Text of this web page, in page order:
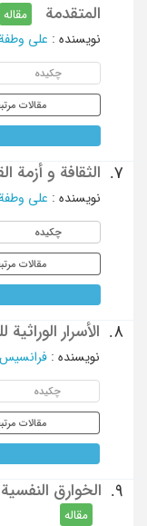
المتقدمة
مقاله
نویسنده : علی
چکیده
مقالات
7. الثقافة و أزمة
نویسنده : علی
چکیده
مقالات
8. الأسرار
نویسنده :
چکیده
مقالات
9. الخوارق
مقاله